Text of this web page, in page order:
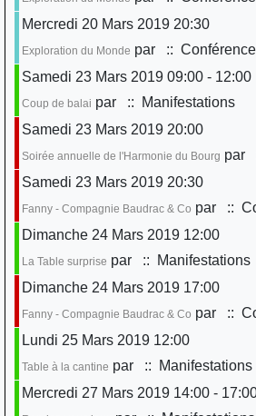
Mercredi 20 Mars 2019 20:30
Exploration du Monde par
::
Samedi 23 Mars 2019 09:00 - 12:00
Coup de balai par
:: Manifestations
Samedi 23 Mars 2019 20:00
Soirée annuelle de l'Harmonie du Bourg par
Samedi 23 Mars 2019 20:30
Fanny - Compagnie Baudrac & Co par
::
Dimanche 24 Mars 2019 12:00
La Table surprise par
:: Manifestations
Dimanche 24 Mars 2019 17:00
Fanny - Compagnie Baudrac & Co par
::
Lundi 25 Mars 2019 12:00
Table à la cantine par
:: Manifestations
Mercredi 27 Mars 2019 14:00 -